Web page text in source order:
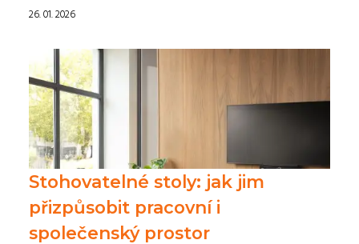
26. 01. 2026
Stohovatelné stoly: jak jim
přizpůsobit pracovní i
společenský prostor